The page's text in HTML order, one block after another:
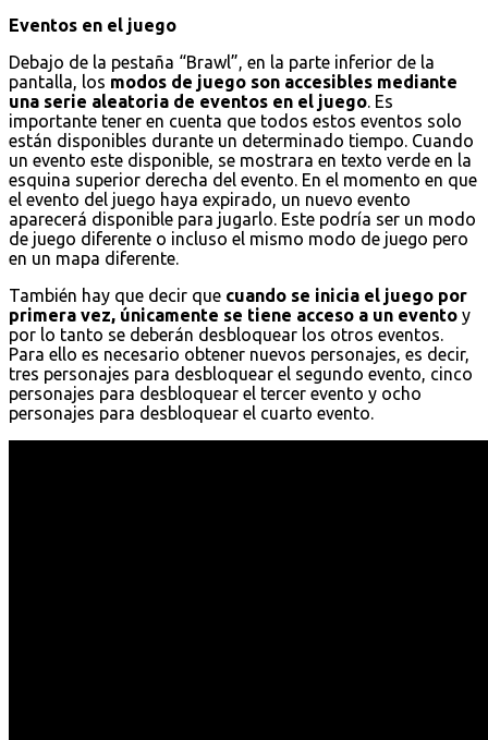
Eventos en el juego
Debajo de la pestaña “Brawl”, en la parte inferior de la
pantalla, los modos de juego son accesibles mediante
una serie aleatoria de eventos en el juego. Es
importante tener en cuenta que todos estos eventos solo
están disponibles durante un determinado tiempo. Cuando
un evento este disponible, se mostrara en texto verde en la
esquina superior derecha del evento. En el momento en que
el evento del juego haya expirado, un nuevo evento
aparecerá disponible para jugarlo. Este podría ser un modo
de juego diferente o incluso el mismo modo de juego pero
en un mapa diferente.
También hay que decir que cuando se inicia el juego por
primera vez, únicamente se tiene acceso a un evento y
por lo tanto se deberán desbloquear los otros eventos.
Para ello es necesario obtener nuevos personajes, es decir,
tres personajes para desbloquear el segundo evento, cinco
personajes para desbloquear el tercer evento y ocho
personajes para desbloquear el cuarto evento.